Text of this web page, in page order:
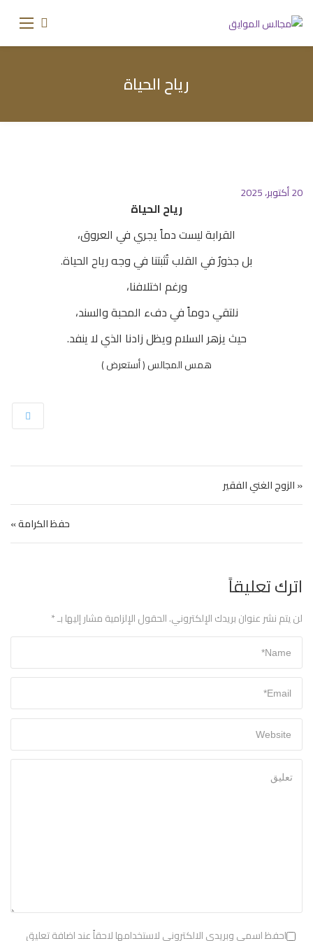
رياح الحياة
20 أكتوبر، 2025
رياح الحياة
القرابة ليست دماً يجري في العروق،
بل جذورٌ في القلب تُثبتنا في وجه رياح الحياة.
ورغم اختلافنا،
نلتقي دوماً في دفء المحبة والسند،
حيث يزهر السلام ويظل زادنا الذي لا ينفد.
همس المجالس ( أستعرض )
تصفّح المقالات
« الزوج الغني الفقير
حفظ الكرامة »
اترك تعليقاً
لن يتم نشر عنوان بريدك الإلكتروني.الحقول الإلزامية مشار إليها بـ*
احفظ اسمي وبريدي الالكتروني لاستخدامها لاحقاً عند اضافة تعليق